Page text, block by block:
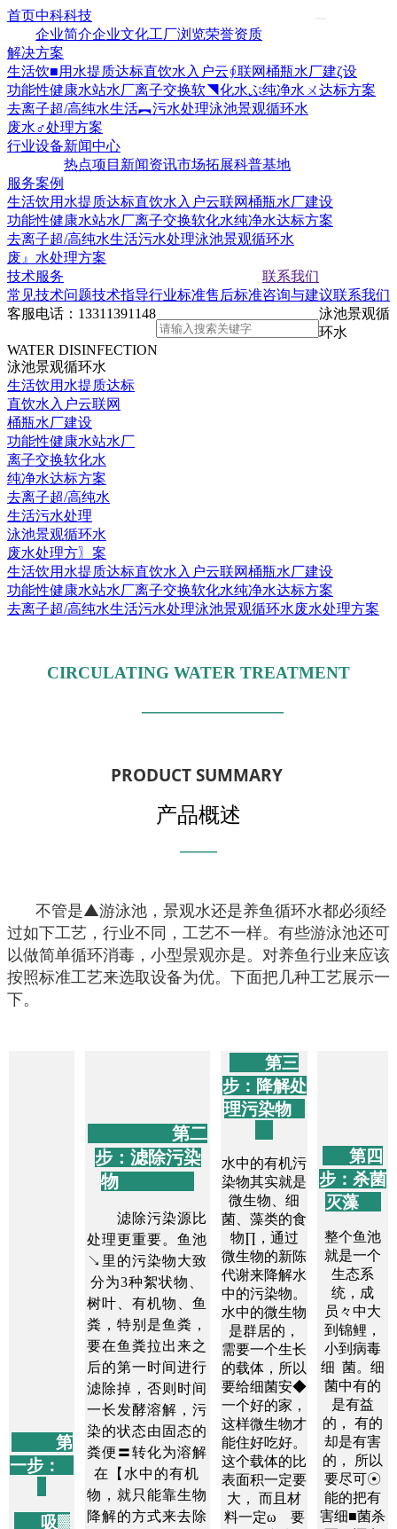
首页中科科技
企业简介企业文化工厂浏览荣誉资质
解决方案
生活饮■用水提质达标直饮水入户云∮联网桶瓶水厂建ζ设
功能性健康水站水厂离子交换软◥化水ぷ纯净水ㄨ达标方案
去离子超/高纯水生活︻污水处理泳池景观循环水
废水♂处理方案
行业设备新闻中心
热点项目 新闻资讯市场拓展科普基地
服务案例
生活饮用水提质达标直饮水入户云联网桶瓶水厂建设
功能性健康水站水厂离子交换软化水纯净水达标方案
去离子超/高纯水生活污水处理泳池景观循环水
废』水处理方案
技术服务
常见技术问题技术指导行业标准售后标准
联系我们
咨询与建议联系我们
客服电话： 13311391148
泳池景观循
环水
WATER DISINFECTION
泳池景观循环水
生活饮用水提质达标
直饮水入户云联网
桶瓶水厂建设
功能性健康水站水厂
离子交换软化水
纯净水达标方案
去离子超/高纯水
生活污水处理
泳池景观循环水
废水处理方〗案
生活饮用水提质达标直饮水入户云联网桶瓶水厂建设
功能性健康水站水厂离子交换软化水纯净水达标方案
去离子超/高纯水生活污水处理泳池景观循环水废水处理方案
CIRCULATING WATER TREATMENT
————————
PRODUCT SUMMARY
产品概述
———
不管是▲游泳池，景观水还是养鱼循环水都必须经
过如下工艺，行业不同，工艺不一样。有些游泳池还可
以做简单循环消毒，小型景观亦是。对养鱼行业来应该
按照标准工艺来选取设备为优。下面把几种工艺展示一
下。
第
一步：
吸▓
第二
步：滤除污染
物
滤除污染源比
处理更重要。鱼池
↘里的污染物大致
分为3种絮状物、
树叶、有机物、鱼
粪，特别是鱼粪，
要在鱼粪拉出来之
后的第一时间进行
滤除掉，否则时间
一长发酵溶解，污
染的状态由固态的
粪便〓转化为溶解
在【水中的有机
物，就只能靠生物
降解的方式来去除
第三
步：降解处
理污染物
水中的有机污
染物其实就是
微生物、细
菌、藻类的食
物∏，通过
微生物的新陈
代谢来降解水
中的污染物。
水中的微生物
是群居的，
需要一个生长
的载体，所以
要给细菌安◆
一个好的家，
这样微生物才
能住好吃好。
这个载体的比
表面积一定要
大， 而且材
料一定ω 要
第四
步：杀菌
灭藻
整个鱼池
就是一个
生态系
统，成
员々中大
到锦鲤，
小到病毒
细 菌。细
菌中有的
是有益
的， 有的
却是有害
的， 所以
要尽可☉
能的把有
害细■菌杀